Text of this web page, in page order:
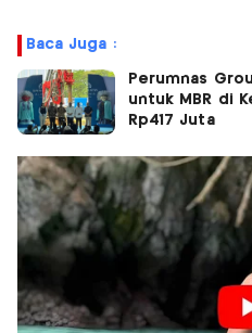
Baca Juga :
Perumnas
untuk MBR di
Rp417 Juta